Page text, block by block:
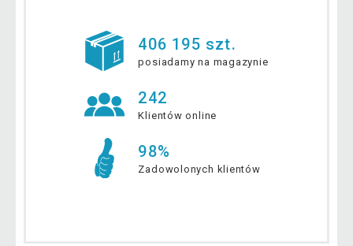
406 195 szt.
posiadamy na magazynie
242
Klientów online
98%
Zadowolonych klientów